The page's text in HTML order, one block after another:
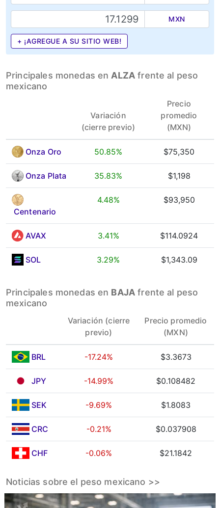
MXN
+ ¡AGREGUE A SU SITIO WEB!
Principales monedas en ALZA frente al peso
mexicano
Variación
(cierre previo)
Precio
promedio
(MXN)
Onza Oro 50.85% $75,350
Onza Plata 35.83% $1,198
Centenario
4.48% $93,950
AVAX 3.41% $114.0924
SOL 3.29% $1,343.09
Principales monedas en BAJA frente al peso
mexicano
Variación (cierre
previo)
Precio promedio
(MXN)
BRL -17.24% $3.3673
JPY -14.99% $0.108482
SEK -9.69% $1.8083
CRC -0.21% $0.037908
CHF -0.06% $21.1842
Noticias sobre el peso mexicano >>